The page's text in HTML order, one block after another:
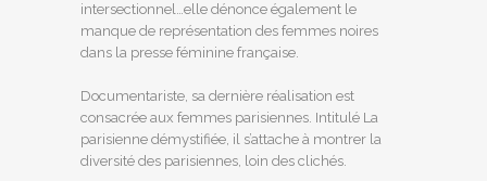
intersectionnel…elle dénonce également le
manque de représentation des femmes noires
dans la presse féminine française.
Documentariste, sa dernière réalisation est
consacrée aux femmes parisiennes. Intitulé La
parisienne démystifiée, il s’attache à montrer la
diversité des parisiennes, loin des clichés.